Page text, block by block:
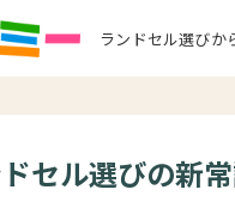
ランドセル選びか
セル選びの新